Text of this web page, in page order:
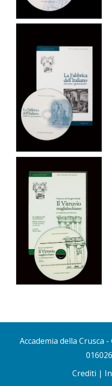
Accademia della Crusca -
Crediti |